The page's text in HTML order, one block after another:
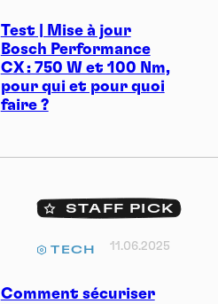
Test | Mise à jour
Bosch Performance
CX : 750 W et 100 Nm,
pour qui et pour quoi
faire ?
Comment sécuriser
STAFF PICK
TECH 11.06.2025